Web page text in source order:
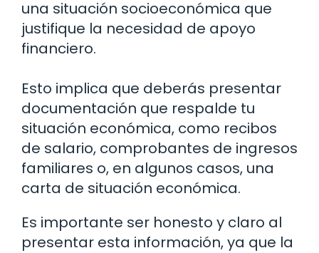
una situación socioeconómica que
justifique la necesidad de apoyo
financiero.
Esto implica que deberás presentar
documentación que respalde tu
situación económica, como recibos
de salario, comprobantes de ingresos
familiares o, en algunos casos, una
carta de situación económica.
Es importante ser honesto y claro al
presentar esta información, ya que la